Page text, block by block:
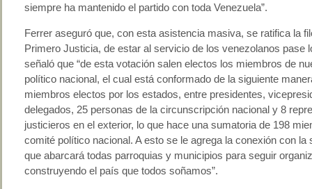
siempre ha mantenido el partido con toda Venezuela”.
Ferrer aseguró que, con esta asistencia masiva, se ratifica la
Primero Justicia, de estar al servicio de los venezolanos pase
señaló que “de esta votación salen electos los miembros de
político nacional, el cual está conformado de la siguiente
miembros electos por los estados, entre presidentes,
delegados, 25 personas de la circunscripción nacional y 8
justicieros en el exterior, lo que hace una sumatoria de 198
comité político nacional. A esto se le agrega la conexión con la
que abarcará todas parroquias y municipios para seguir
construyendo el país que todos soñamos”.